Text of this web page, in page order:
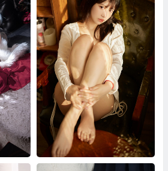
小鹿鹿写真合集